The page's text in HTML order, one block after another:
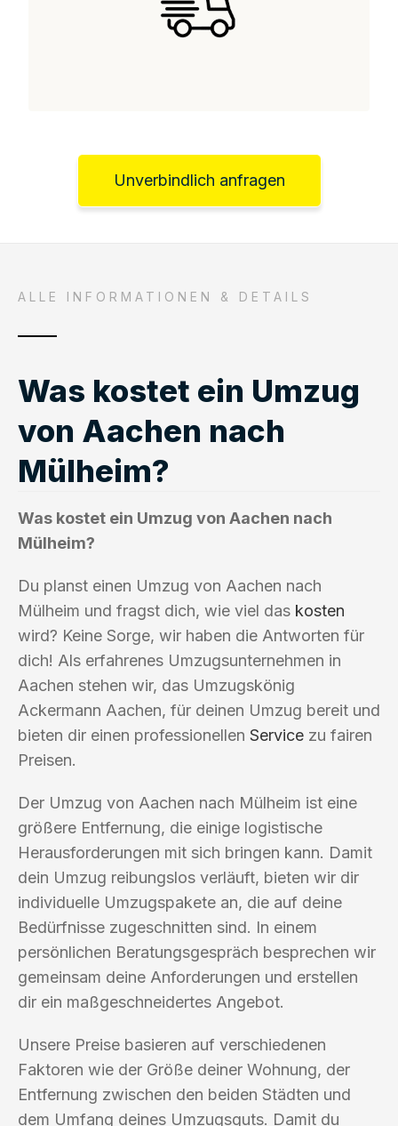
Unverbindlich anfragen
ALLE INFORMATIONEN & DETAILS
Was kostet ein Umzug
von Aachen nach
Mülheim?
Was kostet ein Umzug von Aachen nach
Mülheim?
Du planst einen Umzug von Aachen nach
Mülheim und fragst dich, wie viel das kosten
wird? Keine Sorge, wir haben die Antworten für
dich! Als erfahrenes Umzugsunternehmen in
Aachen stehen wir, das Umzugskönig
Ackermann Aachen, für deinen Umzug bereit und
bieten dir einen professionellen Service zu fairen
Preisen.
Der Umzug von Aachen nach Mülheim ist eine
größere Entfernung, die einige logistische
Herausforderungen mit sich bringen kann. Damit
dein Umzug reibungslos verläuft, bieten wir dir
individuelle Umzugspakete an, die auf deine
Bedürfnisse zugeschnitten sind. In einem
persönlichen Beratungsgespräch besprechen wir
gemeinsam deine Anforderungen und erstellen
dir ein maßgeschneidertes Angebot.
Unsere Preise basieren auf verschiedenen
Faktoren wie der Größe deiner Wohnung, der
Entfernung zwischen den beiden Städten und
dem Umfang deines Umzugsguts. Damit du